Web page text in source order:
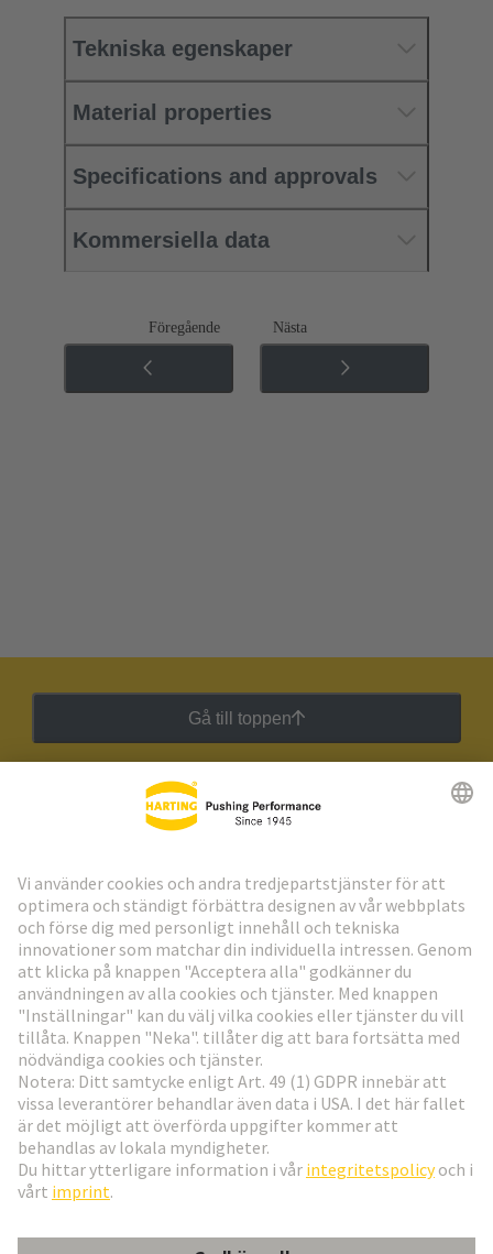
Tekniska egenskaper
Material properties
Specifications and approvals
Kommersiella data
Föregående Nästa
Gå till toppen
HARTING:s nyhetsbrev
Gå till registrering
Social Media
Sverige